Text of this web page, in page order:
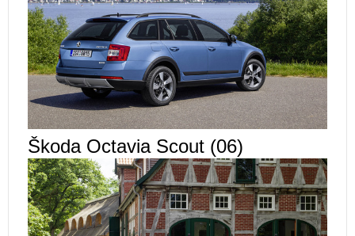
Škoda Octavia Scout (06)